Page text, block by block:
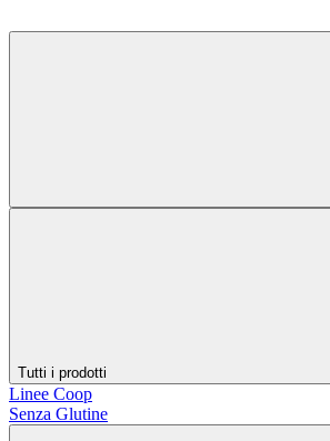
Tutti i prodotti
Linee Coop
Senza Glutine